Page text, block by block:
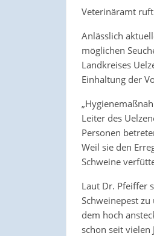
Veterinäramt
Anlässlich
möglichen
Landkreises
Einhaltung der
Leiter des
Personen
Weil sie den
Schweine
Laut Dr. Pfeiffer
Schweinepest
dem hoch
schon seit vielen